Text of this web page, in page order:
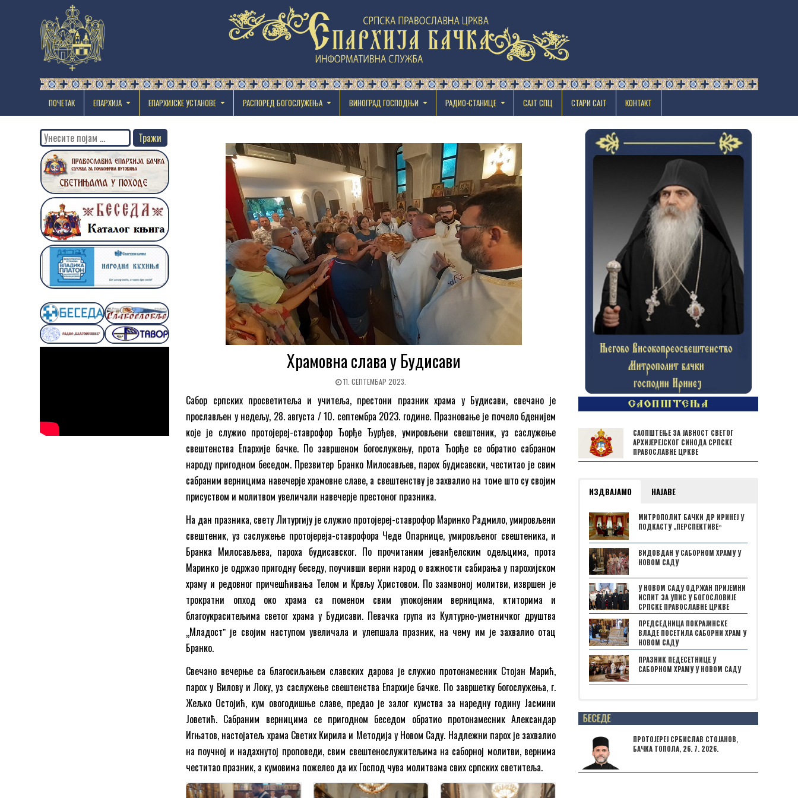
ПОЧЕТАК ЕПАРХИЈА EПАРХИЈСКЕ УСТАНОВЕ РАСПОРЕД БОГОСЛУЖЕЊА ВИНОГРАД ГОСПОДЊИ РАДИО-СТАНИЦЕ САЈТ СПЦ СТАРИ САЈТ КОНТАКТ
Храмовна слава у Будисави
11. СЕПТЕМБАР 2023.
Сабор српских просветитеља и учитеља, престони празник храма у Будисави, свечано је
прослављен у недељу, 28. августа / 10. септембра 2023. године. Празновање је почело бденијем
које је служио протојереј-ставрофор Ђорђе Ђурђев, умировљени свештеник, уз саслужење
свештенства Епархије бачке. По завршеном богослужењу, прота Ђорђе се обратио сабраном
народу пригодном беседом. Презвитер Бранко Милосављев, парох будисавски, честитао је свим
сабраним верницима навечерје храмовне славе, а свештенству је захвалио на томе што су својим
присуством и молитвом увеличали навечерје престоног празника.
На дан празника, свету Литургију је служио протојереј-ставрофор Маринко Радмило, умировљени
свештеник, уз саслужење протојереја-ставрофора Чеде Опарнице, умировљеног свештеника, и
Бранка Милосављева, пароха будисавског. По прочитаним јеванђелским одељцима, прота
Маринко је одржао пригодну беседу, поучивши верни народ о важности сабирања у парохијском
храму и редовног причешћивања Телом и Крвљу Христовом. По заамвоној молитви, извршен је
трократни опход око храма са поменом свим упокојеним верницима, ктиторима и
благоукраситељима светог храма у Будисави. Певачка група из Културно-уметничког друштва
„Младостˮ је својим наступом увеличала и улепшала празник, на чему им је захвалио отац
Бранко.
Свечано вечерње са благосиљањем славских дарова је служио протонамесник Стојан Марић,
парох у Вилову и Локу, уз саслужење свештенства Епархије бачке. По завршетку богослужења, г.
Жељко Остојић, кум овогодишње славе, предао је залог кумства за наредну годину Јасмини
Јоветић. Сабраним верницима се пригодном беседом обратио протонамесник Александар
Игњатов, настојатељ храма Светих Кирила и Методија у Новом Саду. Надлежни парох је захвалио
на поучној и надахнутој проповеди, свим свештенослужитељима на саборној молитви, вернима
честитао празник, а кумовима пожелео да их Господ чува молитвама свих српских светитеља.
Search
for:
САОПШТЕЊЕ ЗА ЈАВНОСТ СВЕТОГ
АРХИЈЕРЕЈСКОГ СИНОДА СРПСКЕ
ПРАВОСЛАВНЕ ЦРКВЕ
ИЗДВАЈАМО НАЈАВЕ
МИТРОПОЛИТ БАЧКИ ДР ИРИНЕЈ У
ПОДКАСТУ „ПЕРСПЕКТИВЕˮ
ВИДОВДАН У САБОРНОМ ХРАМУ У
НОВОМ САДУ
У НОВОМ САДУ ОДРЖАН ПРИЈЕМНИ
ИСПИТ ЗА УПИС У БОГОСЛОВИЈЕ
СРПСКЕ ПРАВОСЛАВНЕ ЦРКВЕ
ПРЕДСЕДНИЦА ПОКРАЈИНСКЕ
ВЛАДЕ ПОСЕТИЛА САБОРНИ ХРАМ У
НОВОМ САДУ
ПРАЗНИК ПЕДЕСЕТНИЦЕ У
САБОРНОМ ХРАМУ У НОВОМ САДУ
Posts not found
ПРОТОЈЕРЕЈ СРБИСЛАВ СТОЈАНОВ,
БАЧКА ТОПОЛА, 26. 7. 2026.